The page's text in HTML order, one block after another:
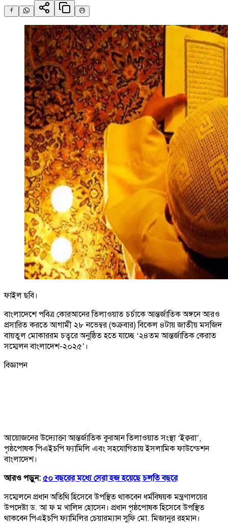
ফাইল ছবি।
বাংলাদেশে পবিত্র কোরআনের তিলাওয়াত চর্চাকে আন্তর্জাতিক অঙ্গনে আরও
প্রসারিত করতে আগামী ২৮ নভেম্বর (শুক্রবার) বিকেল ৪টায় জাতীয় মসজিদ
বায়তুল মোকাররম চত্বরে অনুষ্ঠিত হতে যাচ্ছে ‘২৪তম আন্তর্জাতিক কেরাত
সম্মেলন বাংলাদেশ-২০২৫’।
বিজ্ঞাপন
আয়োজনের উদ্যোক্তা আন্তর্জাতিক কুরআন তিলাওয়াত সংস্থা ‘ইক্বরা’,
পৃষ্ঠপোষক পিএইচপি ফ্যামিলি এবং সহযোগিতায় ইসলামিক ফাউন্ডেশন
বাংলাদেশ।
আরও পড়ুন: ৫০ বছরের মধ্যে সেরা হজ হয়েছে চলতি বছরে
সম্মেলনে প্রধান অতিথি হিসেবে উপস্থিত থাকবেন ধর্মবিষয়ক মন্ত্রণালয়ের
উপদেষ্টা ড. আ ফ ম খালিদ হোসেন। প্রধান পৃষ্ঠপোষক হিসেবে উপস্থিত
থাকবেন পিএইচপি ফ্যামিলির চেয়ারম্যান সুফি মো. মিজানুর রহমান।